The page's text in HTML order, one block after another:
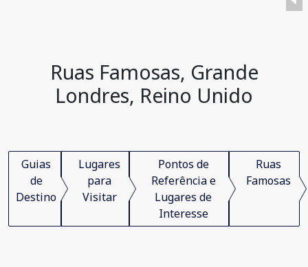
Ruas Famosas, Grande
Londres, Reino Unido
Guias
de
Destino
Lugares
para
Visitar
Pontos de
Referência e
Lugares de
Interesse
Ruas
Famosas